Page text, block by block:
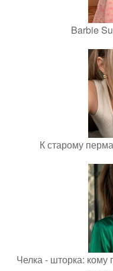
Barbie
К старому
Челка - шторка: кому